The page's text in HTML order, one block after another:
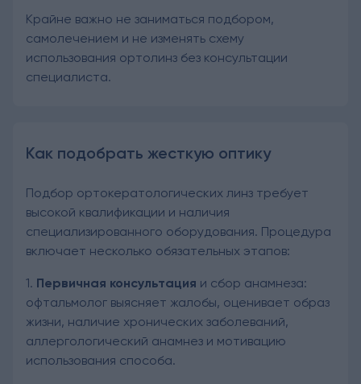
Крайне важно не заниматься подбором,
самолечением и не изменять схему
использования ортолинз без консультации
специалиста.
Как подобрать жесткую оптику
Подбор ортокератологических линз требует
высокой квалификации и наличия
специализированного оборудования. Процедура
включает несколько обязательных этапов:
1. Первичная консультация и сбор анамнеза:
офтальмолог выясняет жалобы, оценивает образ
жизни, наличие хронических заболеваний,
аллергологический анамнез и мотивацию
использования способа.